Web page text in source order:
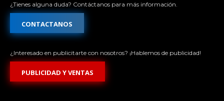
¿Tienes alguna duda? Contáctanos para más información.
CONTACTANOS
¿Interesado en publicitarte con nosotros? ¡Hablemos de publicidad!
PUBLICIDAD Y VENTAS